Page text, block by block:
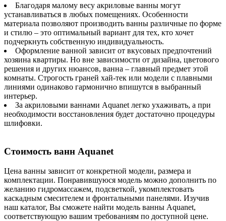
Благодаря малому весу акриловые ванны могут
устанавливаться в любых помещениях. Особенности
материала позволяют производить ванны различные по форме
и стилю – это оптимальный вариант для тех, кто хочет
подчеркнуть собственную индивидуальность.
Оформление ванной зависит от вкусовых предпочтений
хозяина квартиры. Но вне зависимости от дизайна, цветового
решения и других нюансов, ванна – главный предмет этой
комнаты. Строгость граней хай-тек или модели с плавными
линиями одинаково гармонично впишутся в выбранный
интерьер.
За акриловыми ваннами Aquanet легко ухаживать, а при
необходимости восстановления будет достаточно процедуры
шлифовки.
Стоимость ванн Aquanet
Цена ванны зависит от конкретной модели, размера и
комплектации. Понравившуюся модель можно дополнить по
желанию гидромассажем, подсветкой, укомплектовать
каскадным смесителем и фронтальными панелями. Изучив
наш каталог, Вы сможете найти модель ванны Aquanet,
соответствующую вашим требованиям по доступной цене.